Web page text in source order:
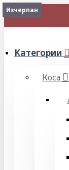
МЕНЮ
Категории
Коса
Изчерпан
Изчерпан